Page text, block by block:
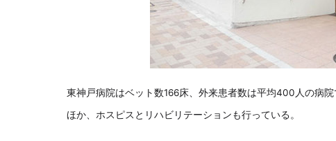
東神戸病院はベット数166床、外来患者数は平均400人の病
ほか、ホスピスとリハビリテーションも行っている。